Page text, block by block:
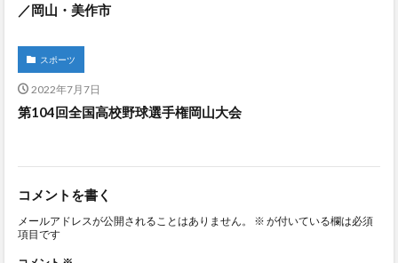
／岡山・美作市
スポーツ
2022年7月7日
第104回全国高校野球選手権岡山大会
コメントを書く
メールアドレスが公開されることはありません。 ※ が付いている欄は必須
項目です